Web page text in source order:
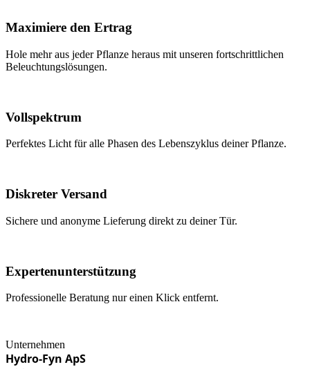
Maximiere den Ertrag
Hole mehr aus jeder Pflanze heraus mit unseren fortschrittlichen
Beleuchtungslösungen.
Vollspektrum
Perfektes Licht für alle Phasen des Lebenszyklus deiner Pflanze.
Diskreter Versand
Sichere und anonyme Lieferung direkt zu deiner Tür.
Expertenunterstützung
Professionelle Beratung nur einen Klick entfernt.
Unternehmen
Hydro-Fyn ApS